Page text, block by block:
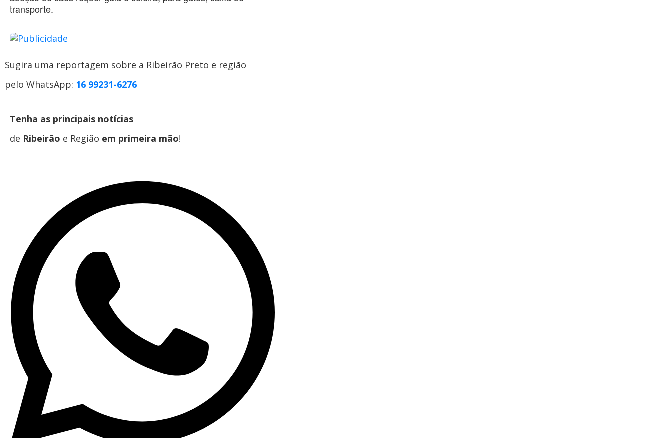
transporte.
Sugira uma reportagem sobre a Ribeirão Preto e região
pelo WhatsApp: 16 99231-6276
Tenha as principais notícias
de Ribeirão e Região em primeira mão!